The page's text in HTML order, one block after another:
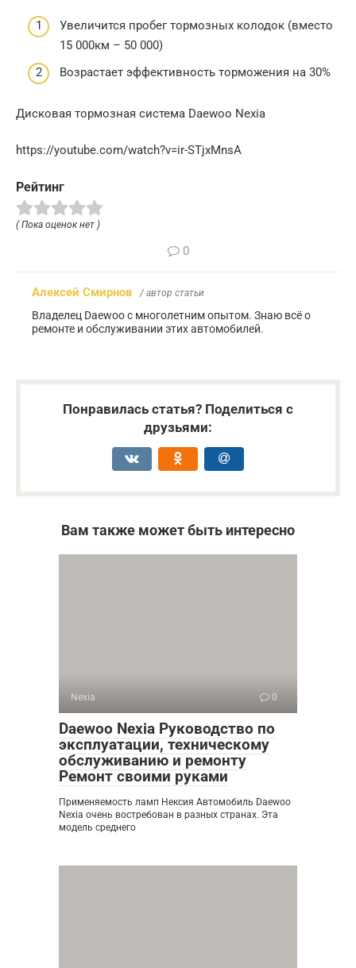
Увеличится пробег тормозных колодок (вместо
15 000км – 50 000)
Возрастает эффективность торможения на 30%
Дисковая тормозная система Daewoo Nexia
https://youtube.com/watch?v=ir-STjxMnsA
Рейтинг
( Пока оценок нет )
0
Алексей Смирнов / автор статьи
Владелец Daewoo с многолетним опытом. Знаю всё о
ремонте и обслуживании этих автомобилей.
Понравилась статья? Поделиться с
друзьями:
Вам также может быть интересно
Nexia 0
Daewoo Nexia Руководство по
эксплуатации, техническому
обслуживанию и ремонту
Ремонт своими руками
Применяемость ламп Нексия Автомобиль Daewoo
Nexia очень востребован в разных странах. Эта
модель среднего